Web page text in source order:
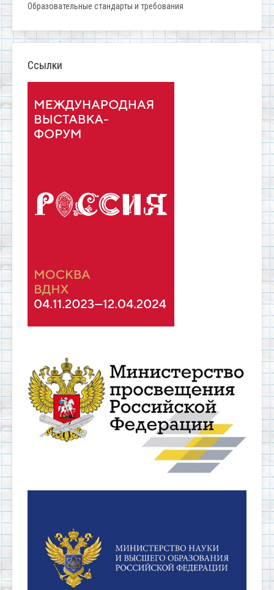
Образовательные стандарты и требования
Ссылки